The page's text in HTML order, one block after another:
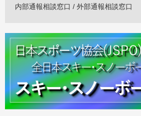
内部通報相談窓口 / 外部通報相談窓口